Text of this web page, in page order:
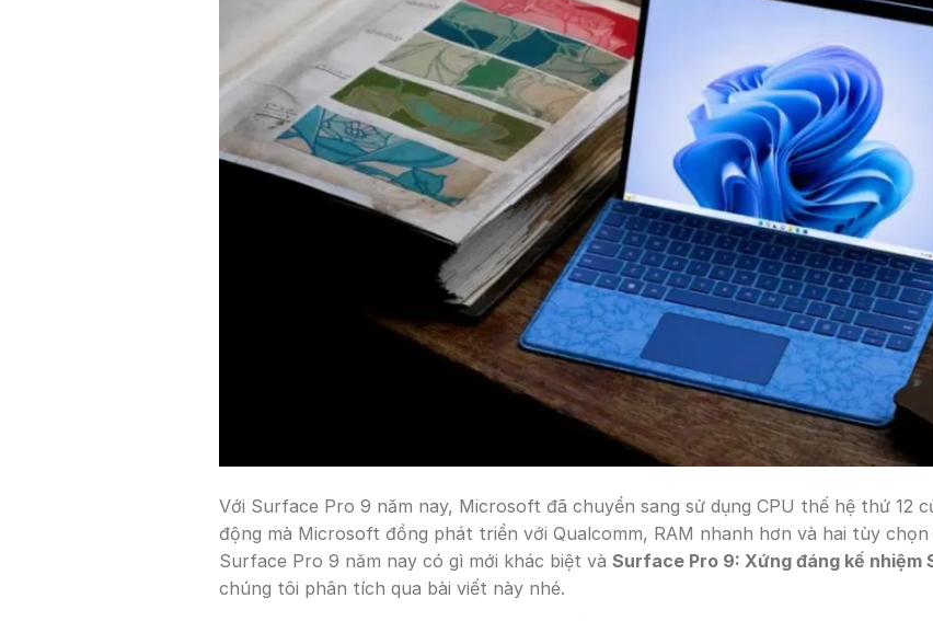
Với Surface Pro 9 năm nay, Microsoft đã chuyển sang sử dụng CPU thế hệ thứ 12
động mà Microsoft đồng phát triển với Qualcomm, RAM nhanh hơn và hai tùy
Surface Pro 9 năm nay có gì mới khác biệt và Surface Pro 9: Xứng đáng kế nhiệm
chúng tôi phân tích qua bài viết này nhé.